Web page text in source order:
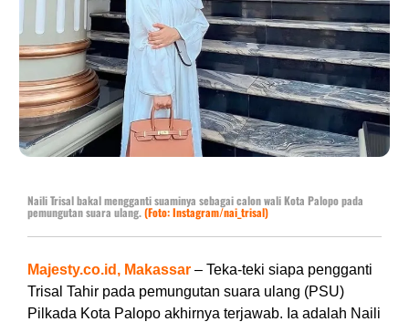
Naili Trisal bakal mengganti suaminya sebagai calon wali Kota Palopo pada
pemungutan suara ulang.(Foto: Instagram/nai_trisal)
Majesty.co.id, Makassar – Teka-teki siapa pengganti
Trisal Tahir pada pemungutan suara ulang (PSU)
Pilkada Kota Palopo akhirnya terjawab. Ia adalah Naili